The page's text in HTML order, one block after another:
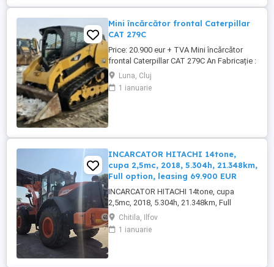
Mini încărcător frontal Caterpillar
CAT 279C
Price: 20.900 eur + TVA Mini încărcător
frontal Caterpillar CAT 279C An Fabricație :
2015 ore de functionare: 4.296 h
Caracteristici: climă 5 tone motor 4 cil
comenzi prin joystick instalatie High Flow
Luna, Cluj
1 ianuarie
INCARCATOR HITACHI 14tone,
cupa 2,5mc, 2018, 5.304h, 21.348km,
Full option, leasing 69.900 EUR
INCARCATOR HITACHI 14tone, cupa
2,5mc, 2018, 5.304h, 21.348km, Full
option, leasing 69.900 EUR
Chitila, Ilfov
1 ianuarie